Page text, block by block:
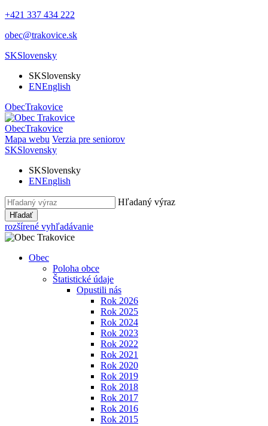
+421 337 434 222
obec@trakovice.sk
SKSlovensky
SKSlovensky
ENEnglish
ObecTrakovice
ObecTrakovice
Mapa webu Verzia pre seniorov
SKSlovensky
SKSlovensky
ENEnglish
Hľadaný výraz
Hľadať
rozšírené vyhľadávanie
Obec
Poloha obce
Štatistické údaje
Opustili nás
Rok 2026
Rok 2025
Rok 2024
Rok 2023
Rok 2022
Rok 2021
Rok 2020
Rok 2019
Rok 2018
Rok 2017
Rok 2016
Rok 2015